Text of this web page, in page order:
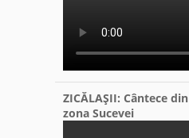
ZICĂLAŞII: Cântece din
zona Sucevei